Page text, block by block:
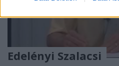
Edelényi Szalacsi